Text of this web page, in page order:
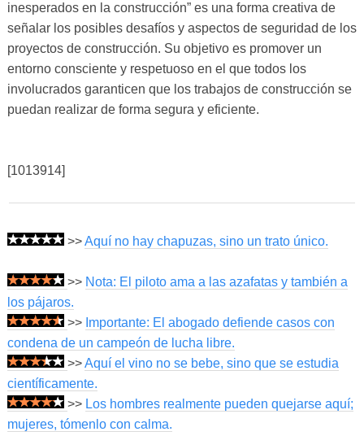
inesperados en la construcción” es una forma creativa de
señalar los posibles desafíos y aspectos de seguridad de los
proyectos de construcción. Su objetivo es promover un
entorno consciente y respetuoso en el que todos los
involucrados garanticen que los trabajos de construcción se
puedan realizar de forma segura y eficiente.
[1013914]
>>Aquí no hay chapuzas, sino un trato único.
>> Nota: El piloto ama a las azafatas y también a
los pájaros.
>> Importante: El abogado defiende casos con
condena de un campeón de lucha libre.
>>Aquí el vino no se bebe, sino que se estudia
científicamente.
>> Los hombres realmente pueden quejarse aquí;
mujeres, tómenlo con calma.